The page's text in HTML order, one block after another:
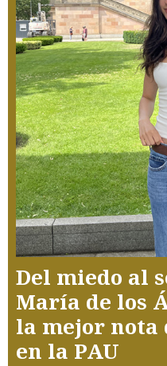
Del miedo al
María de los
la mejor nota
en la PAU